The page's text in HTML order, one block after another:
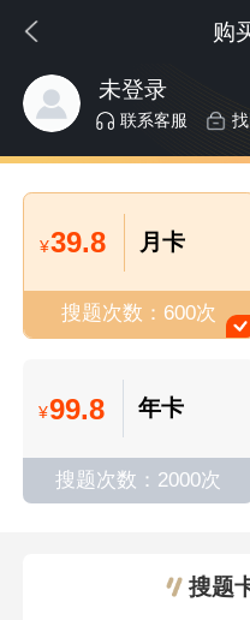
购
未登录
联系客服
¥39.8 月卡
搜题次数：600次
¥99.8 年卡
搜题次数：2000次
搜题